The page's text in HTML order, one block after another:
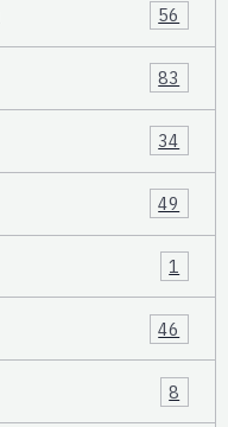
56
83
34
49
1
46
8